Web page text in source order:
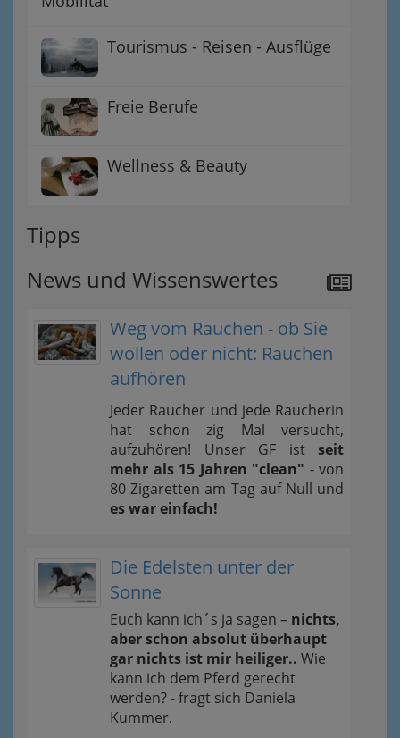
Tourismus - Reisen - Ausflüge
Freie Berufe
Wellness & Beauty
Tipps
News und Wissenswertes
Weg vom Rauchen - ob Sie
wollen oder nicht: Rauchen
aufhören
Jeder Raucher und jede Raucherin
hat schon zig Mal versucht,
aufzuhören! Unser GF ist seit
mehr als 15 Jahren "clean" - von
80 Zigaretten am Tag auf Null und
es war einfach!
Die Edelsten unter der
Sonne
Euch kann ich´s ja sagen – nichts,
aber schon absolut überhaupt
gar nichts ist mir heiliger.. Wie
kann ich dem Pferd gerecht
werden? - fragt sich Daniela
Kummer.